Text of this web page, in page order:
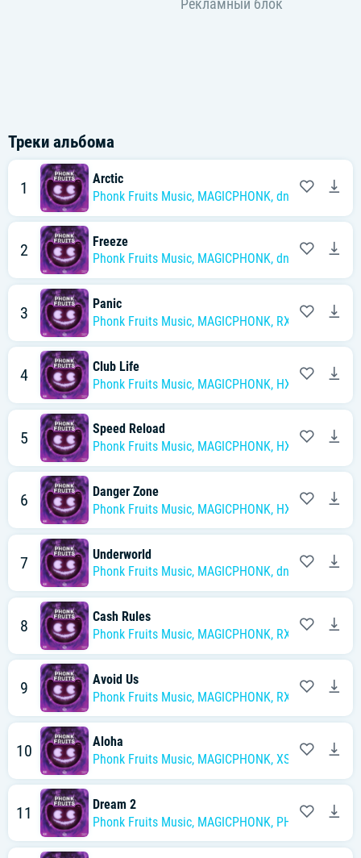
Треки альбома
1
Arctic
Phonk Fruits Music, MAGICPHONK, dnvn
2
Freeze
Phonk Fruits Music, MAGICPHONK, dnvn
3
Panic
Phonk Fruits Music, MAGICPHONK, RXCH PLAYA
4
Club Life
Phonk Fruits Music, MAGICPHONK, HXELLPLAYA
5
Speed Reload
Phonk Fruits Music, MAGICPHONK, HXELLPLAYA
6
Danger Zone
Phonk Fruits Music, MAGICPHONK, HXELLPLAYA
7
Underworld
Phonk Fruits Music, MAGICPHONK, dnvn
8
Cash Rules
Phonk Fruits Music, MAGICPHONK, RXCH PLAYA
9
Avoid Us
Phonk Fruits Music, MAGICPHONK, RXCH PLAYA
10
Aloha
Phonk Fruits Music, MAGICPHONK, XSC
11
Dream 2
Phonk Fruits Music, MAGICPHONK, PHONKGOD